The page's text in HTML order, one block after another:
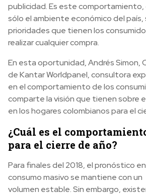
publicidad. Es este
sólo el ambiente económico del país,
prioridades que tienen los
realizar cualquier compra.
En esta oportunidad, Andrés Simon,
de Kantar Worldpanel, consultora
en el comportamiento de los
comparte la visión que tienen sobre
en los hogares colombianos para el
¿Cuál es el
para el cierre de año?
Para finales del 2018, el pronóstico
consumo masivo se mantiene con un
volumen estable. Sin embargo,